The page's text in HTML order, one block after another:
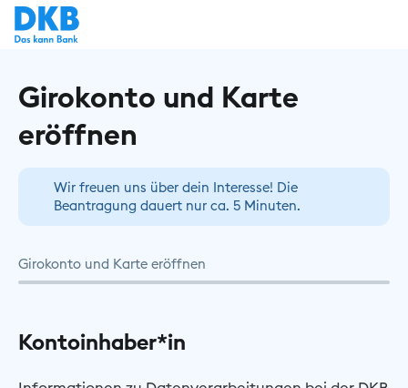
Girokonto und Karte
eröffnen
Wir freuen uns über dein Interesse! Die
Beantragung dauert nur ca. 5 Minuten.
Girokonto und Karte eröffnen
Kontoinhaber*in